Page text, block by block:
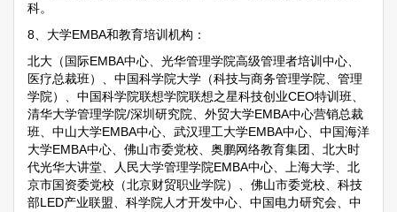
科。
8、大学EMBA和教育培训机构：
北大（国际EMBA中心、光华管理学院高级管理者培训中心、
医疗总裁班）、中国科学院大学（科技与商务管理学院、管理
学院）、中国科学院联想学院联想之星科技创业CEO特训班、
清华大学管理学院/深圳研究院、外贸大学EMBA中心营销总裁
班、中山大学EMBA中心、武汉理工大学EMBA中心、中国海洋
大学EMBA中心、佛山市委党校、奥鹏网络教育集团、北大时
代光华大讲堂、人民大学管理学院EMBA中心、上海大学、北
京市国资委党校（北京财贸职业学院）、佛山市委党校、科技
部LED产业联盟、科学院人才开发中心、中国电力研究会、中